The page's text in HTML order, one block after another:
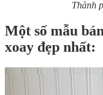
Thành
Một số mẫu
xoay đẹp nhất: